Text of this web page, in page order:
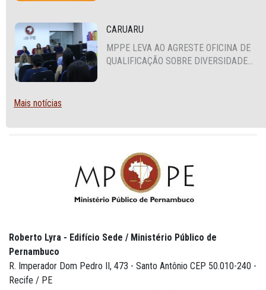
CARUARU
MPPE LEVA AO AGRESTE OFICINA DE
QUALIFICAÇÃO SOBRE DIVERSIDADE
Mais notícias
Roberto Lyra - Edifício Sede / Ministério Público de
Pernambuco
R. Imperador Dom Pedro II, 473 - Santo Antônio CEP 50.010-240 -
Recife / PE